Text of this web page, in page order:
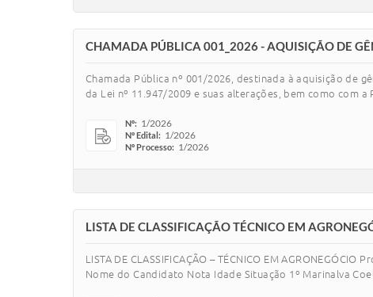
CHAMADA PÚBLICA 001_2026 - AQUISIÇÃO DE
Chamada Pública nº 001/2026, destinada à aquisição de
da Lei nº 11.947/2009 e suas alterações, bem como com
Nº: 1/2026
Nº Edital: 1/2026
Nº Processo: 1/2026
LISTA DE CLASSIFICAÇÃO TÉCNICO EM
LISTA DE CLASSIFICAÇÃO – TÉCNICO EM
Nome do Candidato Nota Idade Situação 1º Marinalva